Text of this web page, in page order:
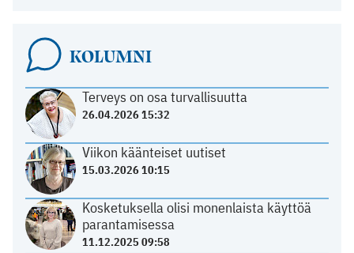
KOLUMNI
Terveys on osa turvallisuutta
26.04.2026 15:32
Viikon käänteiset uutiset
15.03.2026 10:15
Kosketuksella olisi monenlaista käyttöä
parantamisessa
11.12.2025 09:58